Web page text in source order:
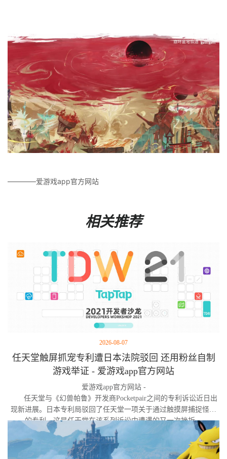
————爱游戏app官方网站
相关推荐
2026-08-07
任天堂触屏抓宠专利遭日本法院驳回 还用粉丝自制
游戏举证 - 爱游戏app官方网站
爱游戏app官方网站 -
任天堂与《幻兽帕鲁》开发商Pocketpair之间的专利诉讼近日出
现新进展。日本专利局驳回了任天堂一项关于通过触摸屏捕捉怪物
的专利，这是任天堂在该系列诉讼中遭遇的又一次挫折。